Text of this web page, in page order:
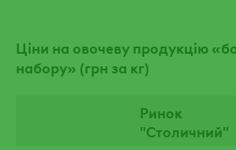
Ціни на овочеву продукцію
набору» (грн за кг)
Ринок
"Столичний"